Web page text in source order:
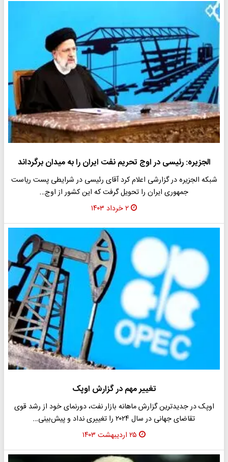
الجزیره: رئیسی در اوج تحریم نفت ایران را به میدان برگرداند
شبکه الجزیره در گزارشی اعلام کرد آقای رئیسی در شرایطی پست ریاست
جمهوری ایران را تحویل گرفت که این کشور از اوج…
۲ خرداد ۱۴۰۳
تغییر مهم در گزارش اوپک
اوپک در جدیدترین گزارش ماهانه بازار نفت، دورنمای خود از رشد قوی
تقاضای جهانی در سال ۲۰۲۴ را تغییری نداد و پیش‌بینی…
۲۵ اردیبهشت ۱۴۰۳